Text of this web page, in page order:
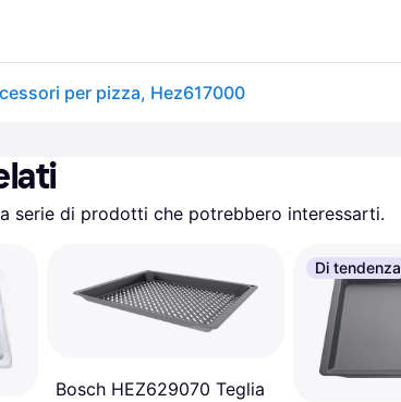
per pizza, Hez617000
serie di prodotti che potrebbero interessarti.
Bosch HEZ629070 Teglia
Di tendenza